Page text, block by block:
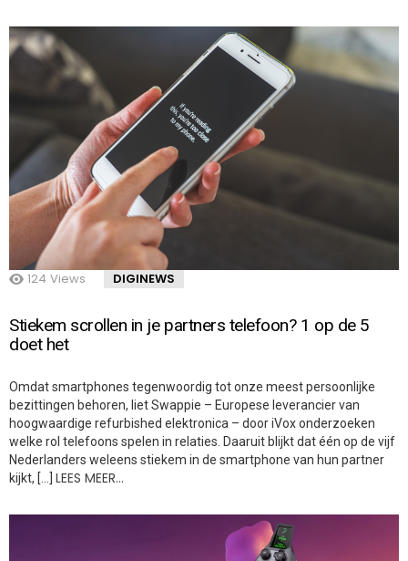
124 Views DIGINEWS
Stiekem scrollen in je partners telefoon? 1 op de 5
doet het
Omdat smartphones tegenwoordig tot onze meest persoonlijke
bezittingen behoren, liet Swappie – Europese leverancier van
hoogwaardige refurbished elektronica – door iVox onderzoeken
welke rol telefoons spelen in relaties. Daaruit blijkt dat één op de vijf
Nederlanders weleens stiekem in de smartphone van hun partner
kijkt, […] LEES MEER…